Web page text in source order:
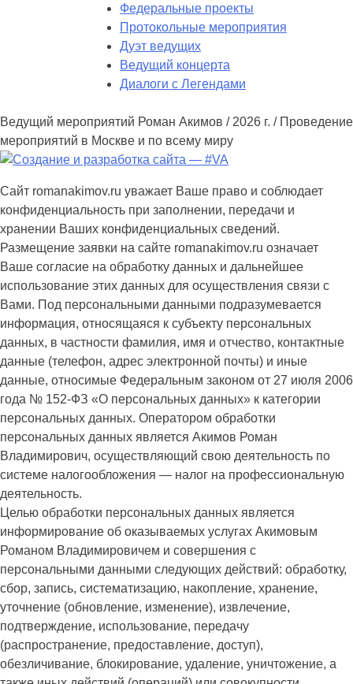
Федеральные проекты
Протокольные мероприятия
Дуэт ведущих
Ведущий концерта
Диалоги с Легендами
Ведущий мероприятий Роман Акимов / 2026 г. / Проведение
мероприятий в Москве и по всему миру
Сайт romanakimov.ru уважает Ваше право и соблюдает
конфиденциальность при заполнении, передачи и
хранении Ваших конфиденциальных сведений.
Размещение заявки на сайте romanakimov.ru означает
Ваше согласие на обработку данных и дальнейшее
использование этих данных для осуществления связи с
Вами. Под персональными данными подразумевается
информация, относящаяся к субъекту персональных
данных, в частности фамилия, имя и отчество, контактные
данные (телефон, адрес электронной почты) и иные
данные, относимые Федеральным законом от 27 июля 2006
года № 152-ФЗ «О персональных данных» к категории
персональных данных. Оператором обработки
персональных данных является Акимов Роман
Владимирович, осуществляющий свою деятельность по
системе налогообложения — налог на профессиональную
деятельность.
Целью обработки персональных данных является
информирование об оказываемых услугах Акимовым
Романом Владимировичем и совершения с
персональными данными следующих действий: обработку,
сбор, запись, систематизацию, накопление, хранение,
уточнение (обновление, изменение), извлечение,
подтверждение, использование, передачу
(распространение, предоставление, доступ),
обезличивание, блокирование, удаление, уничтожение, а